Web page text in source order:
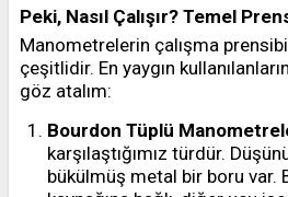
Peki, Nasıl Çalışır? Temel
Manometrelerin çalışma
çeşitlidir. En yaygın
göz atalım:
Bourdon Tüplü
karşılaştığımız türdür.
bükülmüş metal bir boru var.